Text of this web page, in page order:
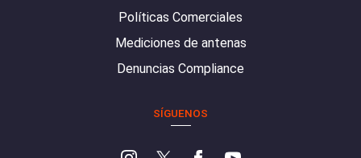
Políticas Comerciales
Mediciones de antenas
Denuncias Compliance
SÍGUENOS